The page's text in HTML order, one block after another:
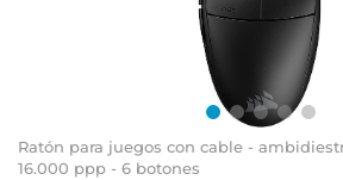
Ratón para juegos con cable -
16.000 ppp - 6 botones